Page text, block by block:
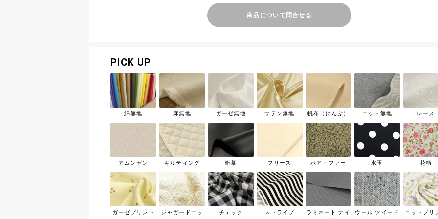
商品について問合せる
PICK UP
綿無地 麻無地 ガーゼ無地 サテン無地 帆布（はんぷ） ニット無地 レース
アムンゼン キルティング 暗幕 フリース ボア・ファー 水玉 花柄
ガーゼプリント
ジャガードニッ
チェック ストライプ
ラミネート ナイ
ウール ツイード ニットプリ